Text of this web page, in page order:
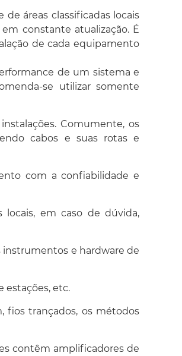
áreas classificadas locais
constante atualização. É
de cada equipamento
de um sistema e
se utilizar somente
Comumente, os
cabos e suas rotas e
com a confiabilidade e
em caso de dúvida,
instrumentos e hardware de
estações, etc.
fios trançados, os métodos
contêm amplificadores de